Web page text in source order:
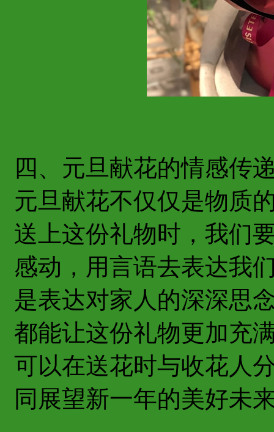
四、元旦献花的情感传
元旦献花不仅仅是物质
送上这份礼物时，我们
感动，用言语去表达我
是表达对家人的深深思
都能让这份礼物更加充
可以在送花时与收花人
同展望新一年的美好未